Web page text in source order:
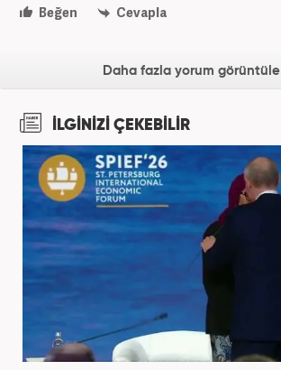
Beğen
Cevapla
Daha fazla yorum görüntüle
İLGİNİZİ ÇEKEBİLİR